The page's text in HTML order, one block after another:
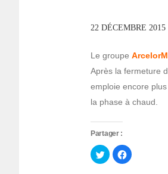
22 DÉCEMBRE 2015
Le groupe
Après la fermeture
emploie encore
la phase à chaud.
Partager :
Cliquez
pour
partager
Cliquez
pour